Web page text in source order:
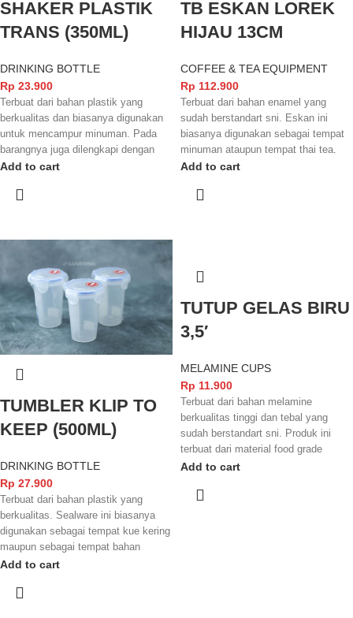
SHAKER PLASTIK
TRANS (350ML)
DRINKING BOTTLE
Rp 23.900
Terbuat dari bahan plastik yang
berkualitas dan biasanya digunakan
untuk mencampur minuman. Pada
barangnya juga dilengkapi dengan
takaran yang mempermudah
Add to cart
TB ESKAN LOREK
HIJAU 13CM
COFFEE & TEA EQUIPMENT
Rp 112.900
Terbuat dari bahan enamel yang
sudah berstandart sni. Eskan ini
biasanya digunakan sebagai tempat
minuman ataupun tempat thai tea.
Teko ini semakin unik karena
Add to cart
TUMBLER KLIP TO
KEEP (500ML)
DRINKING BOTTLE
Rp 27.900
Terbuat dari bahan plastik yang
berkualitas. Sealware ini biasanya
digunakan sebagai tempat kue kering
maupun sebagai tempat bahan
makanan sesuai dengan keperluan.
Add to cart
TUTUP GELAS BIRU
3,5′
MELAMINE CUPS
Rp 11.900
Terbuat dari bahan melamine
berkualitas tinggi dan tebal yang
sudah berstandart sni. Produk ini
terbuat dari material food grade
sehingga aman digunakan untuk
Add to cart